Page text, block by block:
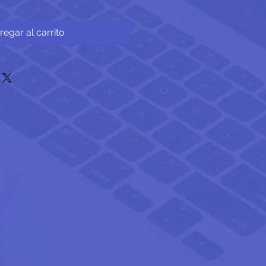
al carrito